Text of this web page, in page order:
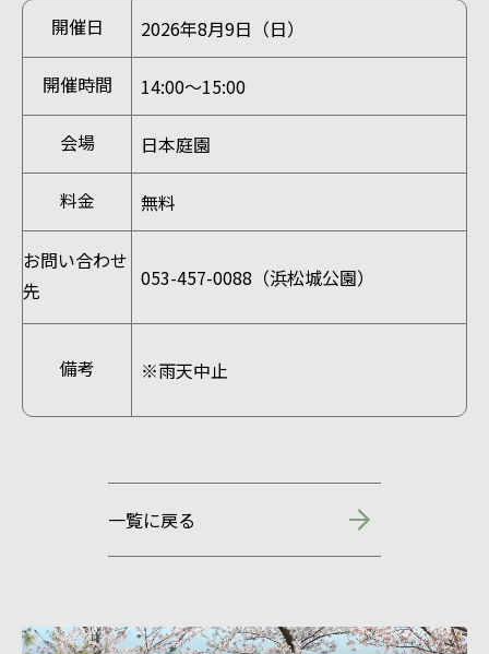
開催日 2026年8月9日（日）
開催時間 14:00～15:00
会場 日本庭園
料金 無料
お問い合わせ
先
053-457-0088（浜松城公園）
備考 ※雨天中止
一覧に戻る